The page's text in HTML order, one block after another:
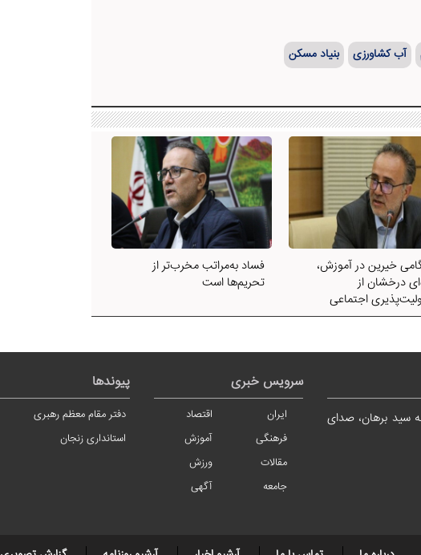
آب کشاورزی
بنیاد مسکن
خیرین در آموزش،
درخشان از
اجتماعی
فساد به‌مراتب مخرب‌تر از
تحریم‌ها است
سید برهان، صدای
سرویس خبری
ایران
اقتصاد
فرهنگی
آموزش
مقالات
ورزش
جامعه
آگهی
پیوندها
دفتر مقام معظم رهبری
استانداری زنجان